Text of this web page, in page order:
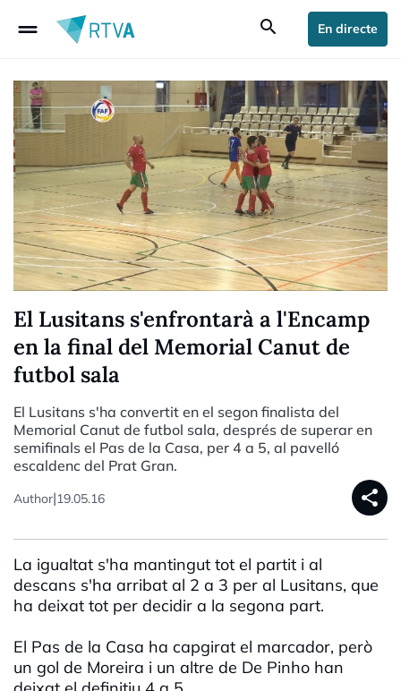
drag_handle search En directe
El Lusitans s'enfrontarà a l'Encamp
en la final del Memorial Canut de
futbol sala
El Lusitans s'ha convertit en el segon finalista del
Memorial Canut de futbol sala, després de superar en
semifinals el Pas de la Casa, per 4 a 5, al pavelló
escaldenc del Prat Gran.
Author|19.05.16 share
La igualtat s'ha mantingut tot el partit i al
descans s'ha arribat al 2 a 3 per al Lusitans, que
ha deixat tot per decidir a la segona part.
El Pas de la Casa ha capgirat el marcador, però
un gol de Moreira i un altre de De Pinho han